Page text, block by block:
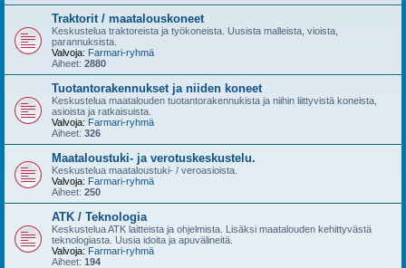
Traktorit / maatalouskoneet
Keskustelua traktoreista ja työkoneista. Uusista malleista, vioista,
parannuksista.
Valvoja: Farmari-ryhmä
Aiheet: 2880
Tuotantorakennukset ja niiden koneet
Keskustelua maatalouden tuotantorakennukista ja niihin liittyvistä koneista,
asioista ja ratkaisuista.
Valvoja: Farmari-ryhmä
Aiheet: 326
Maataloustuki- ja verotuskeskustelu.
Keskustelua maataloustuki- / veroasioista.
Valvoja: Farmari-ryhmä
Aiheet: 250
ATK / Teknologia
Keskustelua ATK laitteista ja ohjelmista. Lisäksi maatalouden kehittyvästä
teknologiasta. Uusia idoita ja apuvälineitä.
Valvoja: Farmari-ryhmä
Aiheet: 194